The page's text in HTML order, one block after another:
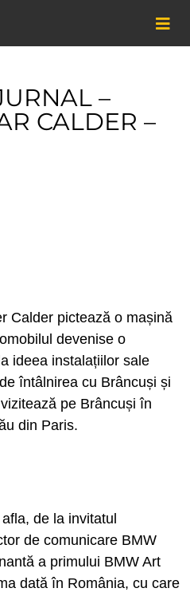
–
CALDER –
Calder pictează o mașină
devenise o
ideea instalațiilor sale
întâlnirea cu Brâncuși și
pe Brâncuși în
din Paris.
de la invitatul
de comunicare BMW
a primului BMW Art
dată în România, cu care